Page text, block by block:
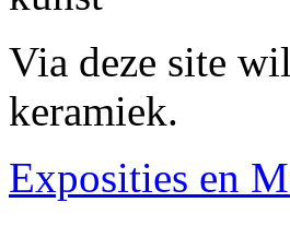
Via deze site
keramiek.
Exposities en